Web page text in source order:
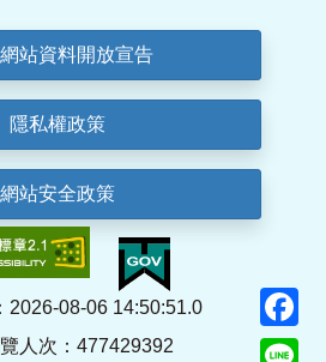
站資料開放宣告
隱私權政策
網站安全政策
2026-08-06 14:50:51.0
人次：477429392